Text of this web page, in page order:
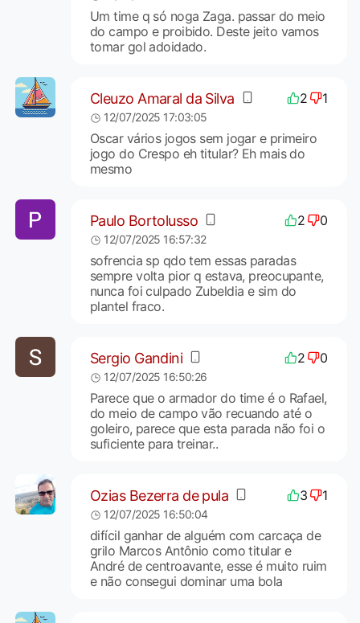
Um time q só noga Zaga. passar do meio
do campo e proibido. Deste jeito vamos
tomar gol adoidado.
Cleuzo Amaral da Silva 2 1
12/07/2025 17:03:05
Oscar vários jogos sem jogar e primeiro
jogo do Crespo eh titular? Eh mais do
mesmo
Paulo Bortolusso 2 0
12/07/2025 16:57:32
sofrencia sp qdo tem essas paradas
sempre volta pior q estava, preocupante,
nunca foi culpado Zubeldia e sim do
plantel fraco.
Sergio Gandini 2 0
12/07/2025 16:50:26
Parece que o armador do time é o Rafael,
do meio de campo vão recuando até o
goleiro, parece que esta parada não foi o
suficiente para treinar..
Ozias Bezerra de pula 3 1
12/07/2025 16:50:04
difícil ganhar de alguém com carcaça de
grilo Marcos Antônio como titular e
André de centroavante, esse é muito ruim
e não consegui dominar uma bola